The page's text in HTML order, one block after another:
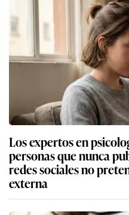
Los expertos en
personas que nunca
redes sociales no
externa